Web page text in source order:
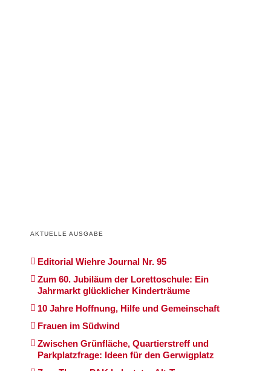
AKTUELLE AUSGABE
Editorial Wiehre Journal Nr. 95
Zum 60. Jubiläum der Lorettoschule: Ein
Jahrmarkt glücklicher Kinderträume
10 Jahre Hoffnung, Hilfe und Gemeinschaft
Frauen im Südwind
Zwischen Grünfläche, Quartierstreff und
Parkplatzfrage: Ideen für den Gerwigplatz